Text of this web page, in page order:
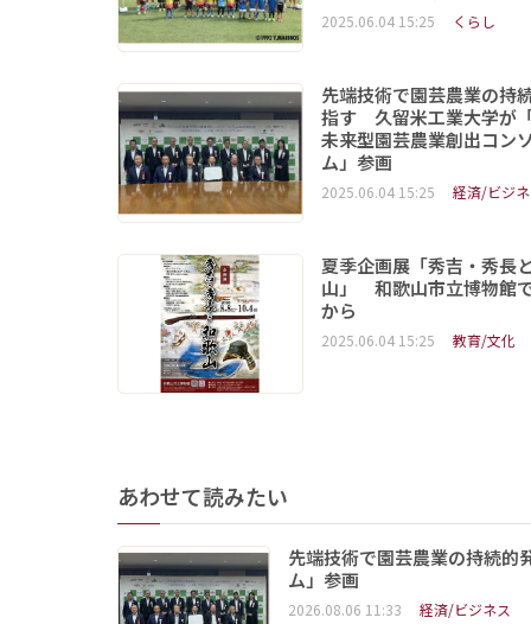
2025.06.04 15:25 くらし
先端技術で園芸農業の持
指す 久留米工業大学が
未来型園芸農業創出コン
ム」参画
2025.06.04 15:25 経済/ビジ
夏季企画展「秀吉・秀長
山」 和歌山市立博物館
から
2025.06.04 15:25 教育/文化
あわせて読みたい
先端技術で園芸農業の持続
ム」参画
2026.08.06 11:33 経済/ビジネス